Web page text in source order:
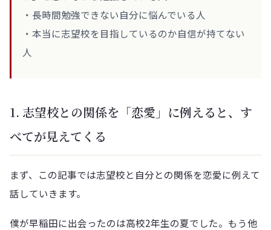
・長時間勉強できない自分に悩んでいる人
・本当に志望校を目指しているのか自信が持てない
人
1. 志望校との関係を「恋愛」に例えると、す
べてが見えてくる
まず、この記事では志望校と自分との関係を恋愛に例えて
話していきます。
僕が早稲田に出会ったのは高校2年生の夏でした。もう他